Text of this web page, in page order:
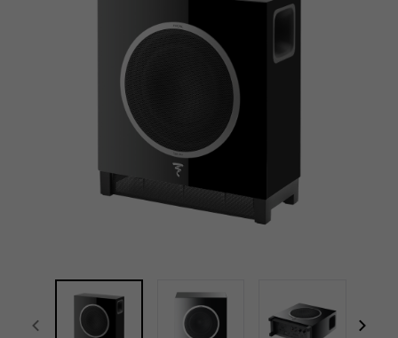
focal-naim-frontent::misc.prev_label